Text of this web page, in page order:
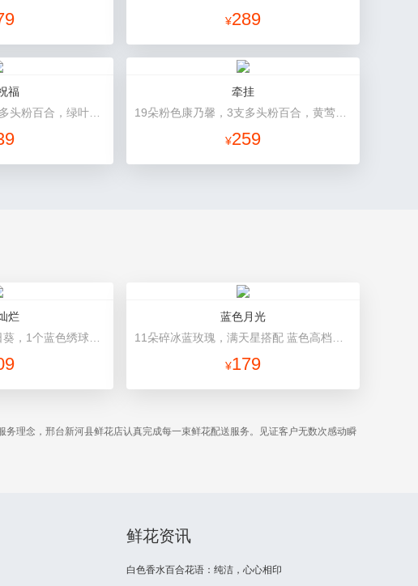
¥289
福
牵挂
¥259
烂
蓝色月光
¥179
理念，邢台新河县鲜花店认真完成每一束鲜花配送服务。见证客户无数次感动瞬
鲜花资讯
白色香水百合花语：纯洁，心心相印